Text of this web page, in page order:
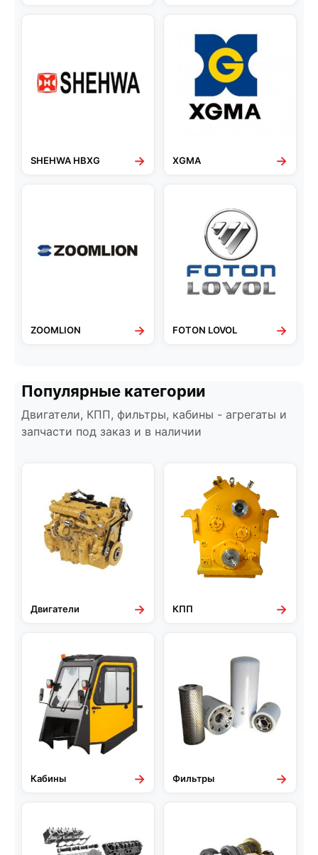
SHEHWA HBXG → XGMA →
ZOOMLION → FOTON LOVOL →
Популярные категории
Двигатели, КПП, фильтры, кабины - агрегаты и
запчасти под заказ и в наличии
Двигатели → КПП →
Кабины → Фильтры →